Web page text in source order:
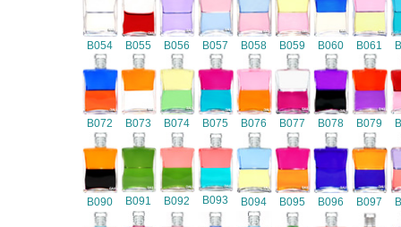
B054 B055 B056 B057 B058 B059 B060 B061
B072 B073 B074 B075 B076 B077 B078 B079
B090 B091 B092 B093 B094 B095 B096 B097